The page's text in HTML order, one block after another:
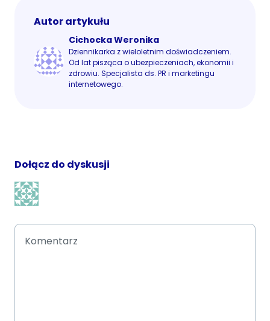
Autor artykułu
Cichocka Weronika
Dziennikarka z wieloletnim doświadczeniem.
Od lat pisząca o ubezpieczeniach, ekonomii i
zdrowiu. Specjalista ds. PR i marketingu
internetowego.
Dołącz do dyskusji